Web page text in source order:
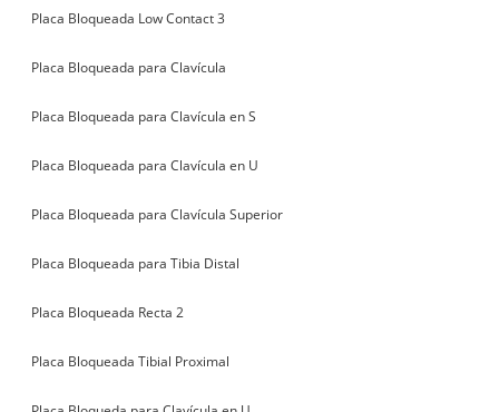
Placa Bloqueada Low Contact 3
Placa Bloqueada para Clavícula
Placa Bloqueada para Clavícula en S
Placa Bloqueada para Clavícula en U
Placa Bloqueada para Clavícula Superior
Placa Bloqueada para Tibia Distal
Placa Bloqueada Recta 2
Placa Bloqueada Tibial Proximal